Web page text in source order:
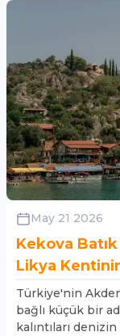
May 21 2026
Kekova
Likya
Türkiye'nin
bağlı küçük bir
kalıntıları